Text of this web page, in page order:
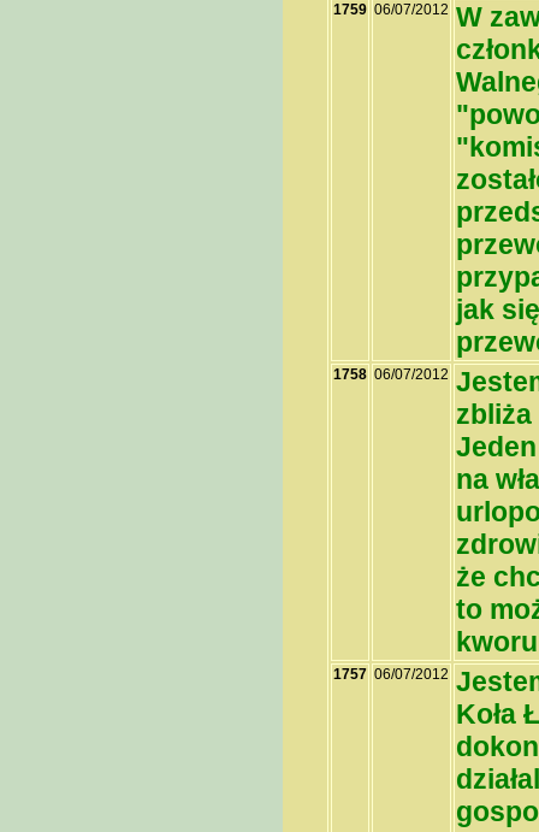
1759 06/07/2012 W
jak
1758 06/07/2012
zbliża
na
że
to
1757 06/07/2012
Koła